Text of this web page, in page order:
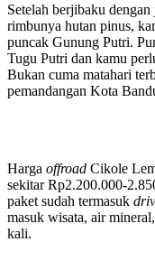
Setelah berjibaku
rimbunya hutan pinus,
puncak Gunung Putri.
Tugu Putri dan kamu
Bukan cuma matahari
pemandangan Kota
Harga offroad Cikole
sekitar Rp2.200.000-
paket sudah termasuk
masuk wisata, air
kali.